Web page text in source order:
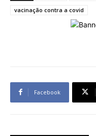
vacinação contra a covid
Facebook